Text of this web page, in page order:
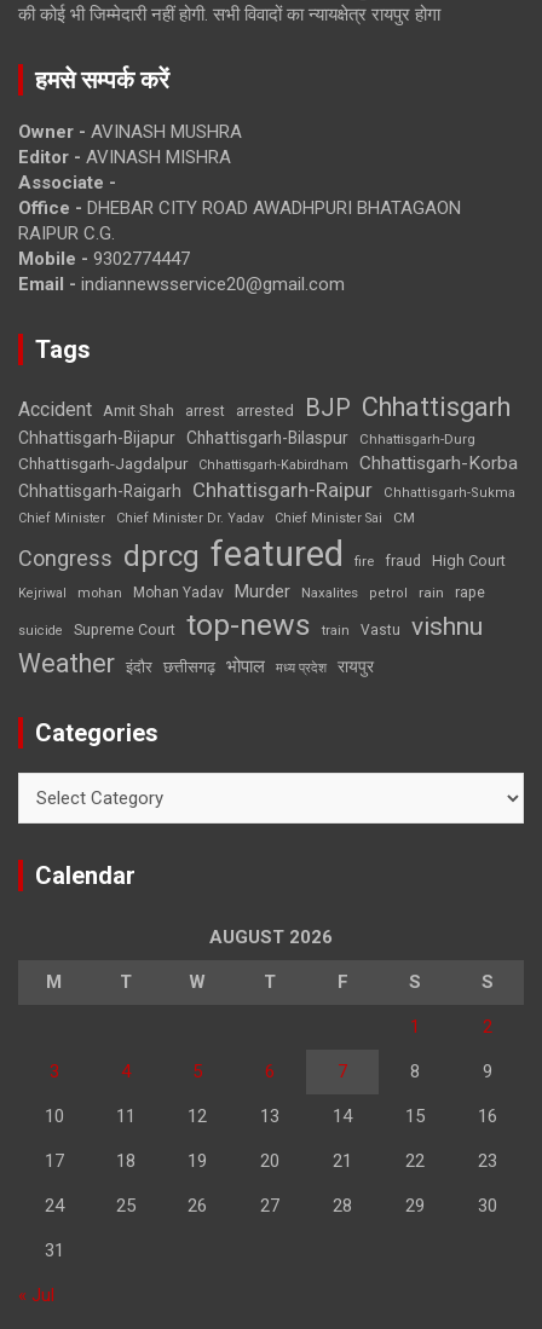
की कोई भी जिम्मेदारी नहीं होगी. सभी विवादों का न्यायक्षेत्र रायपुर होगा
हमसे सम्पर्क करें
Owner - AVINASH MUSHRA
Editor - AVINASH MISHRA
Associate -
Office - DHEBAR CITY ROAD AWADHPURI BHATAGAON
RAIPUR C.G.
Mobile - 9302774447
Email - indiannewsservice20@gmail.com
Tags
Accident Amit Shah arrest arrested BJP Chhattisgarh
Chhattisgarh-Bijapur Chhattisgarh-Bilaspur Chhattisgarh-Durg
Chhattisgarh-Jagdalpur Chhattisgarh-Kabirdham Chhattisgarh-Korba
Chhattisgarh-Raigarh Chhattisgarh-Raipur
Chhattisgarh-Sukma
Chief Minister
Chief Minister Dr. Yadav Chief Minister Sai CM
Congress dprcg featured fire fraud High Court
Kejriwal mohan Mohan Yadav Murder Naxalites petrol rain rape
suicide Supreme Court top-news train Vastu vishnu
Weather इंदौर छत्तीसगढ़ भोपाल मध्य प्रदेश रायपुर
Categories
Calendar
AUGUST 2026
M T W T F S S
1 2
3 4 5 6 7 8 9
10 11 12 13 14 15 16
17 18 19 20 21 22 23
24 25 26 27 28 29 30
31
« Jul